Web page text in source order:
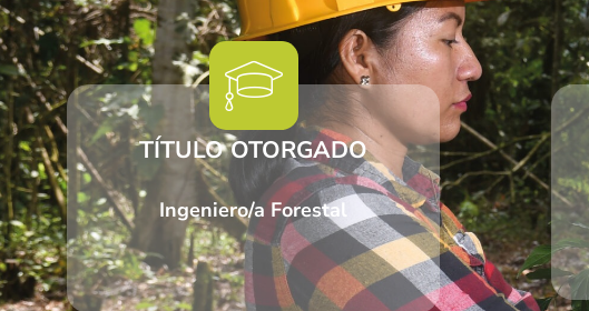
TÍTULO OTORGADO
Ingeniero/a Forestal